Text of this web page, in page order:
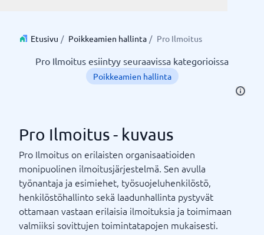
Etusivu / Poikkeamien hallinta / Pro Ilmoitus
Pro Ilmoitus esiintyy seuraavissa kategorioissa
Poikkeamien hallinta
Pro Ilmoitus - kuvaus
Pro Ilmoitus on erilaisten organisaatioiden
monipuolinen ilmoitusjärjestelmä. Sen avulla
työnantaja ja esimiehet, työsuojeluhenkilöstö,
henkilöstöhallinto sekä laadunhallinta pystyvät
ottamaan vastaan erilaisia ilmoituksia ja toimimaan
valmiiksi sovittujen toimintatapojen mukaisesti.